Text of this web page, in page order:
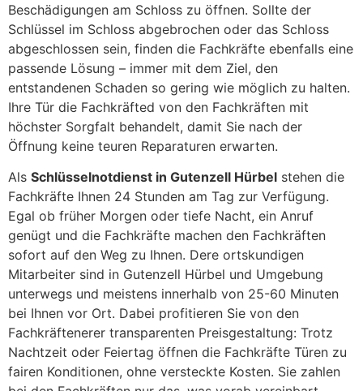
Beschädigungen am Schloss zu öffnen. Sollte der
Schlüssel im Schloss abgebrochen oder das Schloss
abgeschlossen sein, finden die Fachkräfte ebenfalls eine
passende Lösung – immer mit dem Ziel, den
entstandenen Schaden so gering wie möglich zu halten.
Ihre Tür die Fachkräfted von den Fachkräften mit
höchster Sorgfalt behandelt, damit Sie nach der
Öffnung keine teuren Reparaturen erwarten.
Als Schlüsselnotdienst in Gutenzell Hürbel stehen die
Fachkräfte Ihnen 24 Stunden am Tag zur Verfügung.
Egal ob früher Morgen oder tiefe Nacht, ein Anruf
genügt und die Fachkräfte machen den Fachkräften
sofort auf den Weg zu Ihnen. Dere ortskundigen
Mitarbeiter sind in Gutenzell Hürbel und Umgebung
unterwegs und meistens innerhalb von 25-60 Minuten
bei Ihnen vor Ort. Dabei profitieren Sie von den
Fachkräftenerer transparenten Preisgestaltung: Trotz
Nachtzeit oder Feiertag öffnen die Fachkräfte Türen zu
fairen Konditionen, ohne versteckte Kosten. Sie zahlen